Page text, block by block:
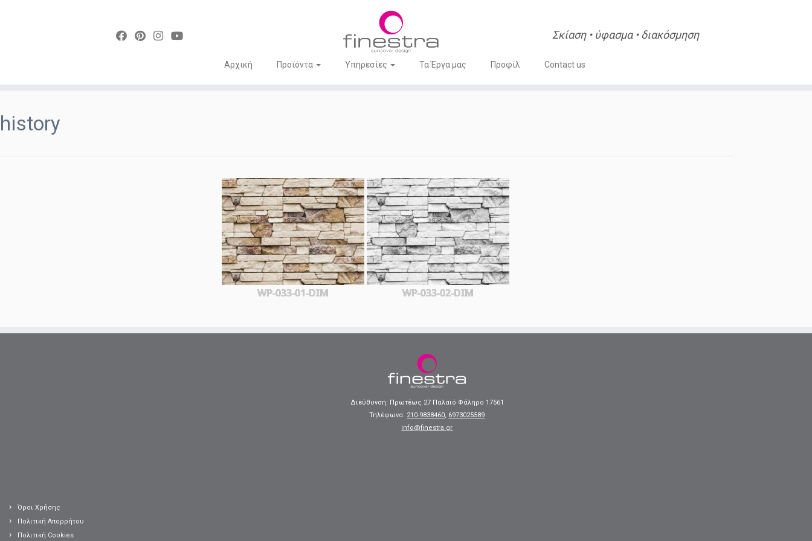
content
Σκίαση • ύφασμα • διακόσμηση
Αρχική Προϊόντα Υπηρεσίες Τα Έργα μας Προφίλ Contact us
history
WP-033-01-DIM WP-033-02-DIM
Όροι Χρήσης
Πολιτική Απορρήτου
Πολιτική Cookies
Διεύθυνση: Πρωτέως 27 Παλαιό Φάληρο 17561
Τηλέφωνα: 210-9838460, 6973025589
info@finestra.gr